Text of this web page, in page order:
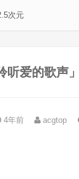
次元
听爱的歌声
4年前 acgtop